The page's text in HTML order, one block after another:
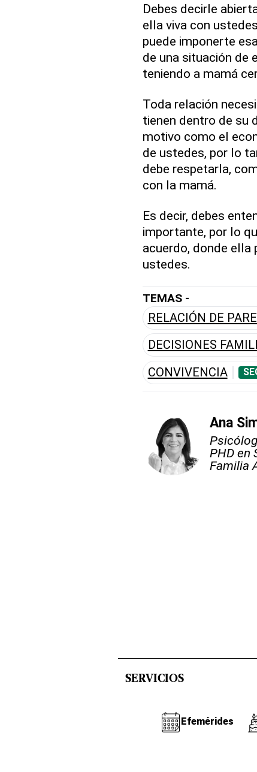
Debes decirle
ella viva con
puede imponerte esa
de una situación de
teniendo a mamá
Toda relación
tienen dentro de su
motivo como el
de ustedes, por lo
debe respetarla,
con la mamá.
Es decir, debes
importante, por lo
acuerdo, donde ella
ustedes.
TEMAS -
RELACIÓN DE
DECISIONES
CONVIVENCIA
Ana
PHD en
Familia
SERVICIOS
Efemérides